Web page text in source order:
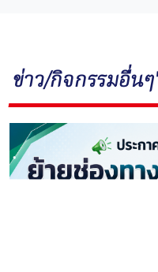
ข่าว/กิจกรรมอื่น